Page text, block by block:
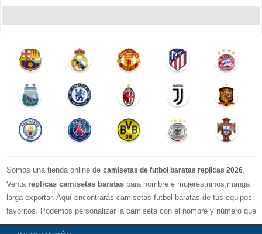
Somos una tienda online de camisetas de futbol baratas replicas 2026
Venta replicas camisetas baratas para hombre e mujeres,ninos,manga
larga exportar. Aquí encontrarás camisetas futbol baratas de tus equipos
favoritos. Podemos personalizar la camiseta con el nombre y número que
quieras. Nuestrascamisetas de futbol replicasson de máxima calidad